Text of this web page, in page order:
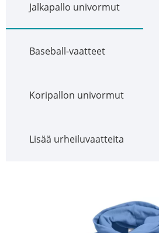
Jalkapallo univormut
Baseball-vaatteet
Koripallon univormut
Lisää urheiluvaatteita